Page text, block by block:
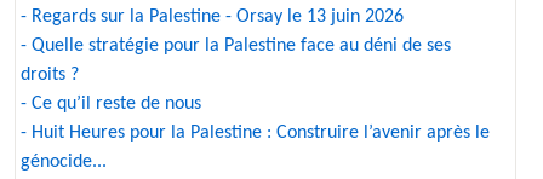
- Regards sur la Palestine - Orsay le 13 juin 2026
- Quelle stratégie pour la Palestine face au déni de ses
droits ?
- Ce qu’il reste de nous
- Huit Heures pour la Palestine : Construire l’avenir après le
génocide...